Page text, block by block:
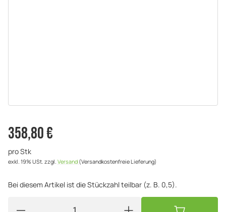
358,80 €
pro Stk
exkl. 19% USt. zzgl. Versand (Versandkostenfreie Lieferung)
Bei diesem Artikel ist die Stückzahl teilbar (z. B. 0,5).